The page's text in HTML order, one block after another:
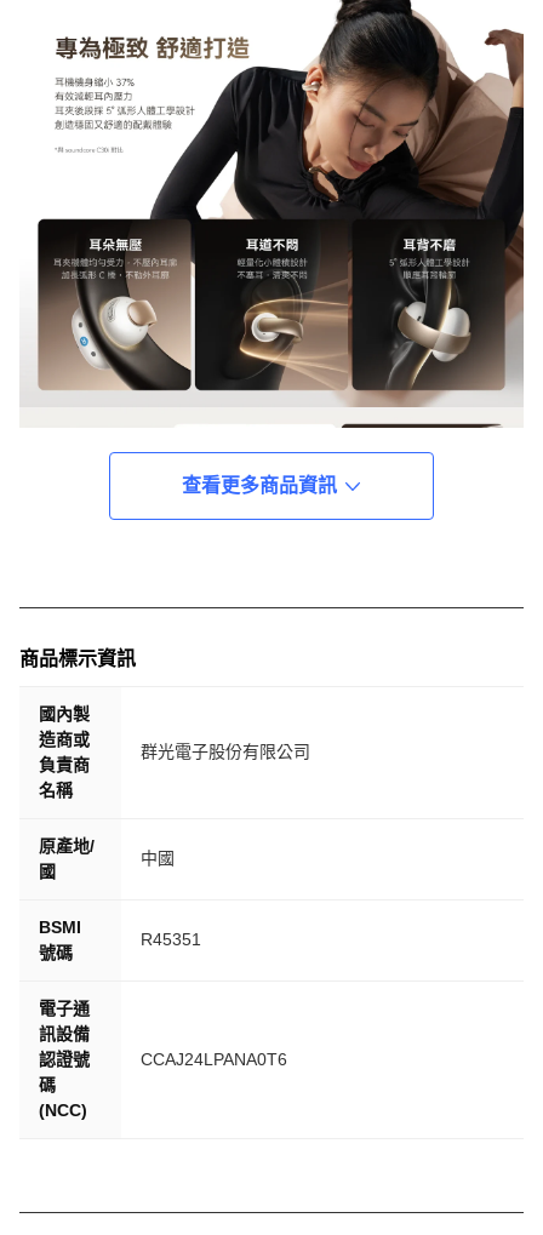
查看更多商品資訊
商品標示資訊
國內製
造商或
負責商
名稱
群光電子股份有限公司
原產地/
國
中國
BSMI
號碼
R45351
電子通
訊設備
認證號
碼
(NCC)
CCAJ24LPANA0T6